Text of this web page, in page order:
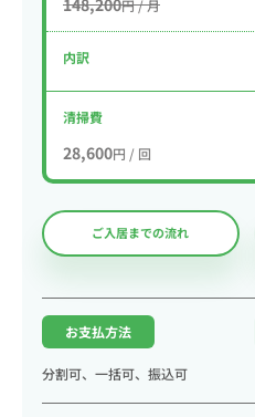
円 / 月
内訳
清掃費
28,600円 / 回
ご入居までの流れ
お支払方法
分割可、一括可、振込可